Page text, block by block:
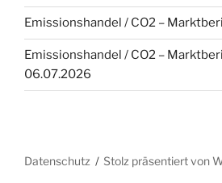
Emissionshandel / CO2 –
Emissionshandel / CO2 –
06.07.2026
Datenschutz Stolz präsentiert von